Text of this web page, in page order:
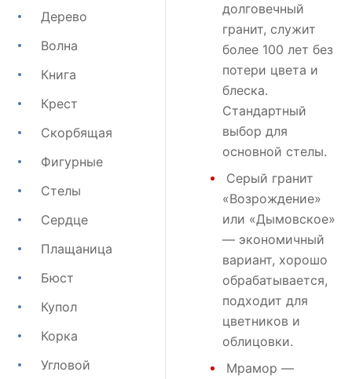
Дерево
Волна
Книга
Крест
Скорбящая
Фигурные
Стелы
Сердце
Плащаница
Бюст
Купол
Корка
Угловой
долговечный
гранит, служит
более 100 лет без
потери цвета и
блеска.
Стандартный
выбор для
основной стелы.
Серый гранит
«Возрождение»
или «Дымовское»
— экономичный
вариант, хорошо
обрабатывается,
подходит для
цветников и
облицовки.
Мрамор —